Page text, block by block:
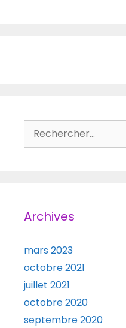
Rechercher :
Archives
mars 2023
octobre 2021
juillet 2021
octobre 2020
septembre 2020